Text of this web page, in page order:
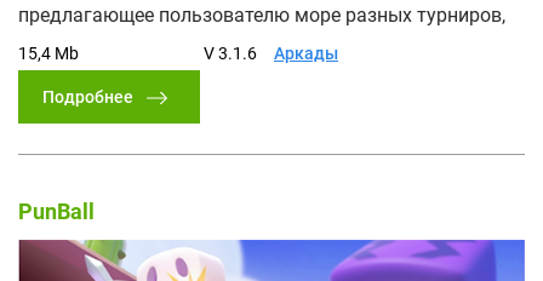
предлагающее пользователю море разных турниров,
15,4 Mb V 3.1.6 Аркады
Подробнее
PunBall